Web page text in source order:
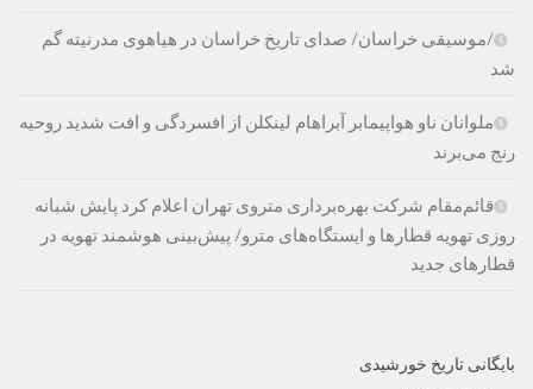
/موسیقی خراسان/ صدای تاریخ خراسان در هیاهوی مدرنیته گم
شد
ملوانان ناو هواپیمابر آبراهام لینکلن از افسردگی و افت شدید روحیه
رنج می‌برند
قائم‌مقام شرکت بهره‌برداری متروی تهران اعلام کرد پایش شبانه
روزی تهویه قطارها و ایستگاه‌های مترو/ پیش‌بینی هوشمند تهویه در
قطارهای جدید
بایگانی تاریخ خورشیدی